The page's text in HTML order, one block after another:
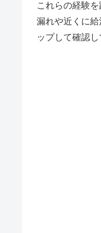
これらの経験
漏れや近くに
ップして確認